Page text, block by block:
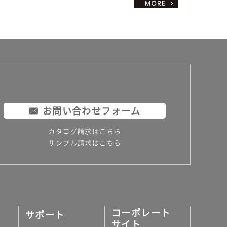
お問い合わせフォーム
カタログ請求はこちら
サンプル請求はこちら
サポート
コーポレート
サイト